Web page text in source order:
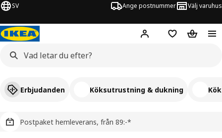
SV Ange postnummer Välj varuhus
Hej! Logga inInköpslistaVarukorg
Postpaket hemleverans, från 89:-*
Erbjudanden Köksutrustning & dukning